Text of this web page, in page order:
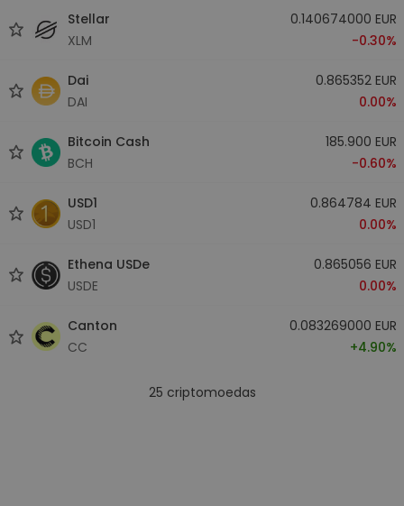
Stellar
XLM
0.140674000 EUR
-0.30%
Dai
DAI
0.865352 EUR
0.00%
Bitcoin Cash
BCH
185.900 EUR
-0.60%
USD1
USD1
0.864784 EUR
0.00%
Ethena USDe
USDE
0.865056 EUR
0.00%
Canton
CC
0.083269000 EUR
+4.90%
25 criptomoedas